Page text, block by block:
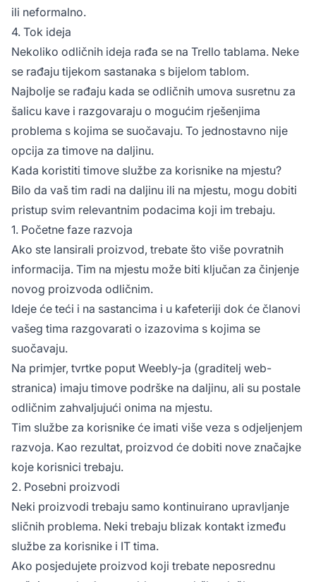
ili neformalno.
4. Tok ideja
Nekoliko odličnih ideja rađa se na Trello tablama. Neke
se rađaju tijekom sastanaka s bijelom tablom.
Najbolje se rađaju kada se odličnih umova susretnu za
šalicu kave i razgovaraju o mogućim rješenjima
problema s kojima se suočavaju. To jednostavno nije
opcija za timove na daljinu.
Kada koristiti timove službe za korisnike na mjestu?
Bilo da vaš tim radi na daljinu ili na mjestu, mogu dobiti
pristup svim relevantnim podacima koji im trebaju.
1. Početne faze razvoja
Ako ste lansirali proizvod, trebate što više povratnih
informacija. Tim na mjestu može biti ključan za činjenje
novog proizvoda odličnim.
Ideje će teći i na sastancima i u kafeteriji dok će članovi
vašeg tima razgovarati o izazovima s kojima se
suočavaju.
Na primjer, tvrtke poput Weebly-ja (graditelj web-
stranica) imaju timove podrške na daljinu, ali su postale
odličnim zahvaljujući onima na mjestu.
Tim službe za korisnike će imati više veza s odjeljenjem
razvoja. Kao rezultat, proizvod će dobiti nove značajke
koje korisnici trebaju.
2. Posebni proizvodi
Neki proizvodi trebaju samo kontinuirano upravljanje
sličnih problema. Neki trebaju blizak kontakt između
službe za korisnike i IT tima.
Ako posjedujete proizvod koji trebate neposrednu